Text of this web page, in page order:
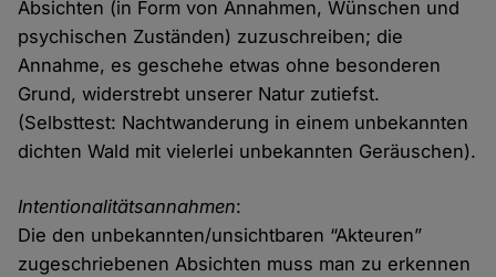
Absichten (in Form von Annahmen, Wünschen und
psychischen Zuständen) zuzuschreiben; die
Annahme, es geschehe etwas ohne besonderen
Grund, widerstrebt unserer Natur zutiefst.
(Selbsttest: Nachtwanderung in einem unbekannten
dichten Wald mit vielerlei unbekannten Geräuschen).
Intentionalitätsannahmen:
Die den unbekannten/unsichtbaren “Akteuren”
zugeschriebenen Absichten muss man zu erkennen